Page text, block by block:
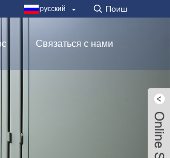
русский
Связаться с нами